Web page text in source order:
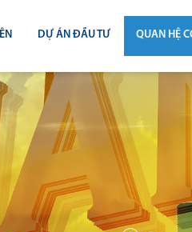
DỰ ÁN ĐẦU TƯ QUAN HỆ
CÔNG
ĐẠI HỘI
BÁO
BÁO